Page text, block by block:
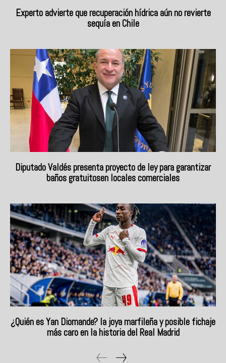
Experto advierte que recuperación hídrica aún no revierte
sequía en Chile
Diputado Valdés presenta proyecto de ley para garantizar
baños gratuitosen locales comerciales
¿Quién es Yan Diomande? la joya marfileña y posible fichaje
más caro en la historia del Real Madrid